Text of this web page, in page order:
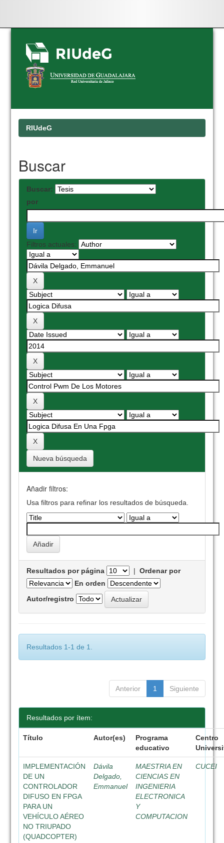
Skip
navigation
RIUdeG
Buscar
Buscar:
por
Filtros actuales:
Nueva búsqueda
Añadir filtros:
Usa filtros para refinar los resultados de búsqueda.
Resultados por página |Ordenar por
En orden
Autor/registro
Resultados 1-1 de 1.
Anterior 1 Siguiente
Resultados por ítem:
Título Autor(es)
Programa
educativo
Centro
IMPLEMENTACIÓN
DE UN
CONTROLADOR
DIFUSO EN FPGA
PARA UN
VEHÍCULO AÉREO
NO TRIUPADO
(QUADCOPTER)
Dávila
Delgado,
Emmanuel
MAESTRIA EN
CIENCIAS EN
INGENIERIA
ELECTRONICA
Y
COMPUTACION
CUCEI